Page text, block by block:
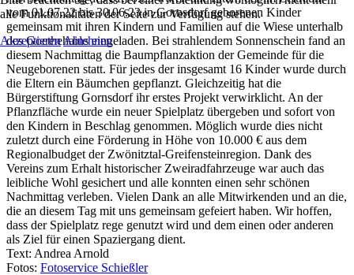
vom 01.07.22 bis 30.06.23 in Gornsdorf geborenen Kinder
gemeinsam mit ihren Kindern und Familien auf die Wiese unterhalb
des Goethehains eingeladen. Bei strahlendem Sonnenschein fand an
diesem Nachmittag die Baumpflanzaktion der Gemeinde für die
Neugeborenen statt. Für jedes der insgesamt 16 Kinder wurde durch
die Eltern ein Bäumchen gepflanzt. Gleichzeitig hat die
Bürgerstiftung Gornsdorf ihr erstes Projekt verwirklicht. An der
Pflanzfläche wurde ein neuer Spielplatz übergeben und sofort von
den Kindern in Beschlag genommen. Möglich wurde dies nicht
zuletzt durch eine Förderung in Höhe von 10.000 € aus dem
Regionalbudget der Zwönitztal-Greifensteinregion. Dank des
Vereins zum Erhalt historischer Zweiradfahrzeuge war auch das
leibliche Wohl gesichert und alle konnten einen sehr schönen
Nachmittag verleben. Vielen Dank an alle Mitwirkenden und an die,
die an diesem Tag mit uns gemeinsam gefeiert haben. Wir hoffen,
dass der Spielplatz rege genutzt wird und dem einen oder anderen
als Ziel für einen Spaziergang dient.
Text: Andrea Arnold
Fotos: Fotoservice Schießler
alle Funktionalitäten der Seite zur Verfügung stehen.
AkzeptierenAblehnen